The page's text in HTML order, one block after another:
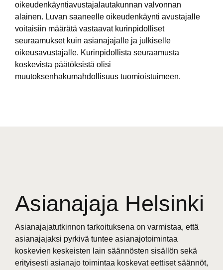
oikeudenkäyntiavustajalautakunnan valvonnan
alainen. Luvan saaneelle oikeudenkäynti avustajalle
voitaisiin määrätä vastaavat kurinpidolliset
seuraamukset kuin asianajajalle ja julkiselle
oikeusavustajalle. Kurinpidollista seuraamusta
koskevista päätöksistä olisi
muutoksenhakumahdollisuus tuomioistuimeen.
Asianajaja Helsinki
Asianajajatutkinnon tarkoituksena on varmistaa, että
asianajajaksi pyrkivä tuntee asianajotoimintaa
koskevien keskeisten lain säännösten sisällön sekä
erityisesti asianajo toimintaa koskevat eettiset säännöt,